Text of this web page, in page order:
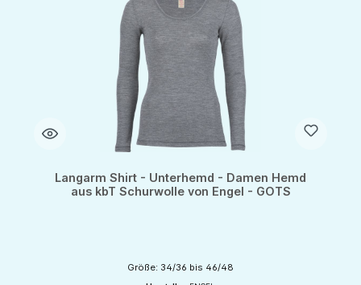
Langarm Shirt - Unterhemd - Damen Hemd
aus kbT Schurwolle von Engel - GOTS
Größe: 34/36 bis 46/48